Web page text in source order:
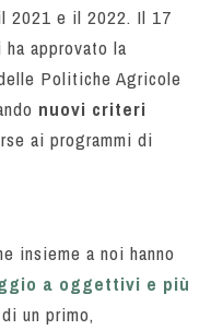
2021 e il 2022. Il 17
ha approvato la
Politiche Agricole
nuovi criteri
ai programmi di
insieme a noi hanno
a oggettivi e più
un primo,